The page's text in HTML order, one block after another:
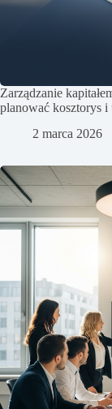
Zarządzanie
planować kosztorys
2 marca 2026